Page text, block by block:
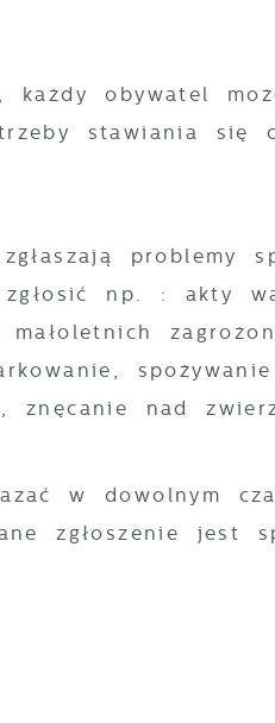
każdy obywatel
stawiania się
problemy
np. : akty
znęcanie nad
w dowolnym
zgłoszenie jest